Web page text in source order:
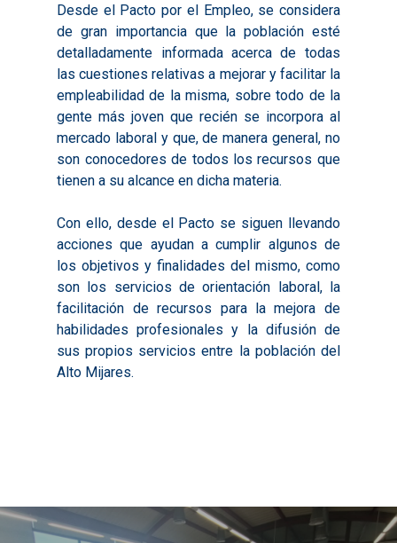
Desde el Pacto por el Empleo, se considera
de gran importancia que la población esté
detalladamente informada acerca de todas
las cuestiones relativas a mejorar y facilitar la
empleabilidad de la misma, sobre todo de la
gente más joven que recién se incorpora al
mercado laboral y que, de manera general, no
son conocedores de todos los recursos que
tienen a su alcance en dicha materia.
Con ello, desde el Pacto se siguen llevando
acciones que ayudan a cumplir algunos de
los objetivos y finalidades del mismo, como
son los servicios de orientación laboral, la
facilitación de recursos para la mejora de
habilidades profesionales y la difusión de
sus propios servicios entre la población del
Alto Mijares.
Diagnósticos
Objetivos
Valoración de
Experimentales
Procesos de
Territorial
Necesidades
Otras Acciones:
2017
2018
2019
Publicaciones
2017
2018
2019
2020
2022
2023
Resúmenes
Experimentales
2024
Informes
Infografías
Infografías 2021
Infografías 2022
Infografías 2023
Pactos por el
LABORA
Documentación
Audiovisuales
Información
ODS
Noticias
Actualidad
Boletines de Noticias
Contacto